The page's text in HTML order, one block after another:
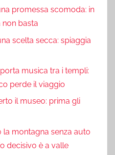
promessa scomoda: in
non basta
scelta secca: spiaggia
musica tra i templi:
perde il viaggio
il museo: prima gli
la montagna senza auto
decisivo è a valle